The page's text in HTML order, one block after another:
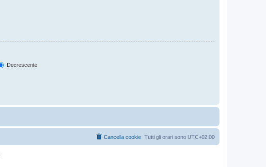
Decrescente
Tutti gli orari sono UTC+02:00
Cancella cookie